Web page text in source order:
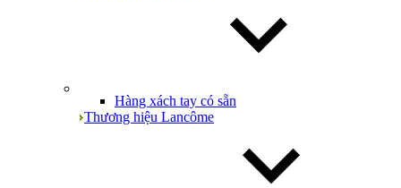
Hàng xách tay có sẵn
Thương hiệu Lancôme